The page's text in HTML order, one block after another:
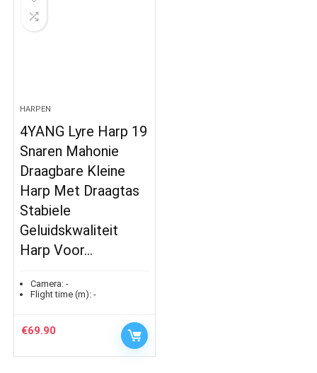
HARPEN
4YANG Lyre Harp 19
Snaren Mahonie
Draagbare Kleine
Harp Met Draagtas
Stabiele
Geluidskwaliteit
Harp Voor…
Camera: -
Flight time (m): -
€69.90